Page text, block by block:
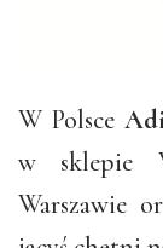
W Polsce
w sklepie
Warszawie